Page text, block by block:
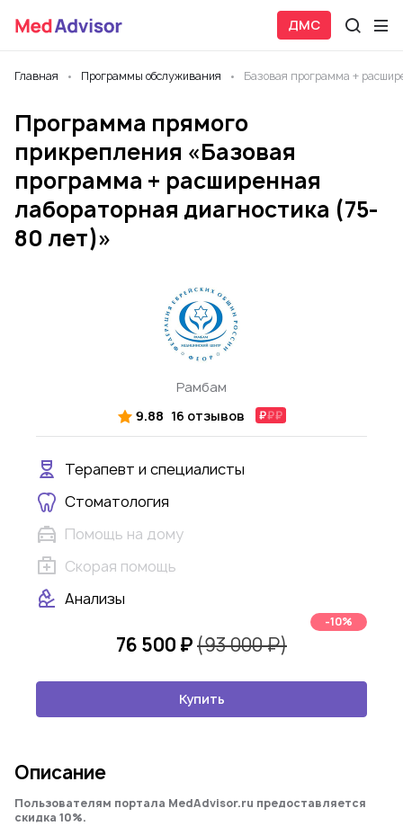
ДМС
Главная Программы обслуживания Базовая программа +
Программа прямого
прикрепления «Базовая
программа + расширенная
лабораторная диагностика (75-
80 лет)»
Рамбам
9.88 16 отзывов
Терапевт и специалисты
Стоматология
Помощь на дому
Скорая помощь
Анализы
76 500 ₽(93 000 ₽)
-10%
Купить
Описание
Пользователям портала MedAdvisor.ru предоставляется
скидка 10%.